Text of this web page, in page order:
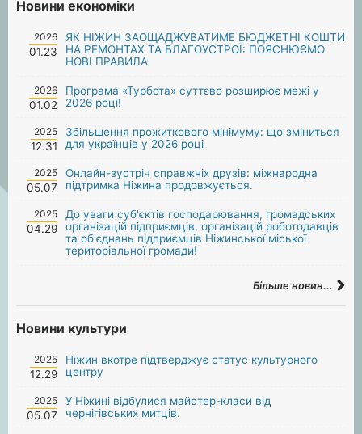
Новини економіки
2026
01.23
ЯК НІЖИН ЗАОЩАДЖУВАТИМЕ БЮДЖЕТНІ КОШТИ
НА РЕМОНТАХ ТА БЛАГОУСТРОЇ: ПОЯСНЮЄМО
НОВІ ПРАВИЛА
2026
01.02
Програма «Турбота» суттєво розширює межі у
2026 році!
2025
12.31
Збільшення прожиткового мінімуму: що зміниться
для українців у 2026 році
2025
05.07
Онлайн-зустріч справжніх друзів: міжнародна
підтримка Ніжина продовжується.
2025
04.29
До уваги суб'єктів господарювання, громадських
організацій підприємців, організацій роботодавців
та об'єднань підприємців Ніжинської міської
територіальної громади!
Більше новин...
Новини культури
2025
12.29
Ніжин вкотре підтверджує статус культурного
центру
2025
05.07
У Ніжині відбулися майстер-класи від
чернігівських митців.